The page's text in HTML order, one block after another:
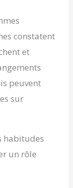
constatent
et
peuvent
sur
habitudes
un rôle